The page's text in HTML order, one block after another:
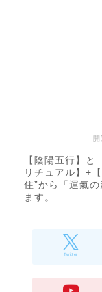
【陰陽五行】
リチュアル】+
住”から「運氣
ます。